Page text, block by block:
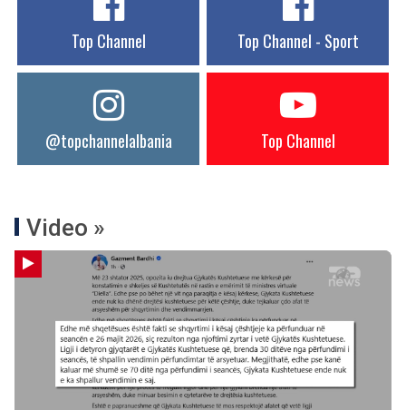
Top Channel Top Channel - Sport
@topchannelalbania Top Channel
Video »